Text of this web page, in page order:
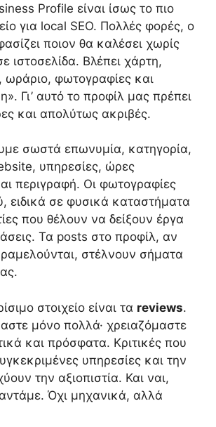
Profile είναι ίσως το πιο
για local SEO. Πολλές φορές, ο
ποιον θα καλέσει χωρίς
ιστοσελίδα. Βλέπει χάρτη,
ωράριο, φωτογραφίες και
Γι’ αυτό το προφίλ μας πρέπει
και απολύτως ακριβές.
σωστά επωνυμία, κατηγορία,
υπηρεσίες, ώρες
περιγραφή. Οι φωτογραφίες
ειδικά σε φυσικά καταστήματα
που θέλουν να δείξουν έργα
Τα posts στο προφίλ, αν
στέλνουν σήματα
στοιχείο είναι τα reviews.
μόνο πολλά· χρειαζόμαστε
και πρόσφατα. Κριτικές που
υπηρεσίες και την
την αξιοπιστία. Και ναι,
Όχι μηχανικά, αλλά